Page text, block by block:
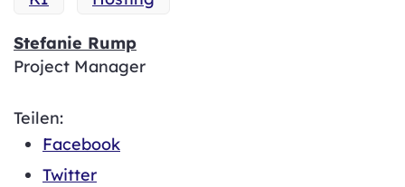
Stefanie Rump
Project Manager
Teilen:
Facebook
Twitter